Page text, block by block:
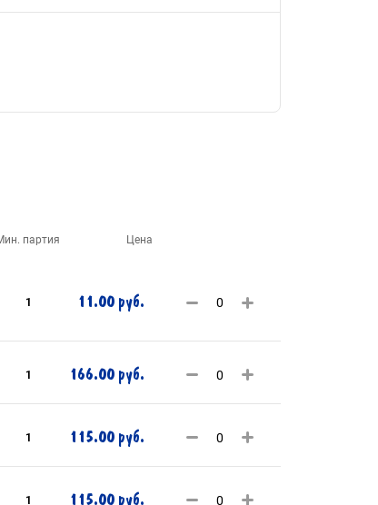
партия Цена
1 11.00 руб.
1 166.00 руб.
1 115.00 руб.
1 115.00 руб.